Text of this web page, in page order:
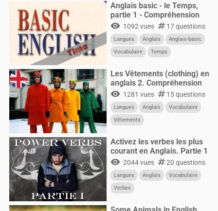
Anglais basic - le Temps,
partie 1 - Compréhension
visibility 1092 vues numbers17 questions
Langues Anglais
Anglais-basic
Vocabulaire
Temps
Les Vêtements (clothing) en
anglais 2. Compréhension
visibility 1281 vues numbers15 questions
Langues Anglais
Vocabulaire
Vêtements
Activez les verbes les plus
courant en Anglais. Partie 1
visibility 2044 vues numbers20 questions
Langues Anglais
Vocabulaire
Verbes